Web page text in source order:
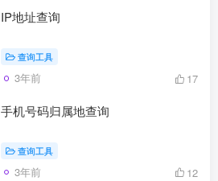
IP地址查询
查询工具
3年前 17
手机号码归属地查询
查询工具
3年前 12